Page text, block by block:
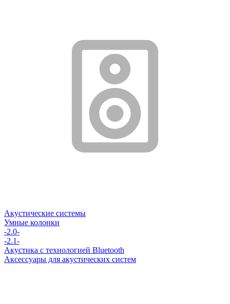
Акустические системы
Умные колонки
-2.0-
-2.1-
Акустика с технологией Bluetooth
Аксессуары для акустических систем